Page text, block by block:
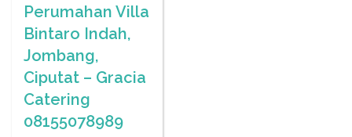
Perumahan Villa
Bintaro Indah,
Jombang,
Ciputat – Gracia
Catering
08155078989